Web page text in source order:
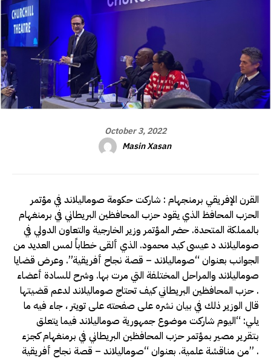
October 3, 2022
Masin Xasan
القرن الإفريقي برمنجهام : شاركت حكومة صوماليلاند في مؤتمر
الحزب المحافظ الذي يقود حزب المحافظين البريطاني في برمنغهام
بالمملكة المتحدة. حضر المؤتمر وزير الخارجية والتعاون الدولي في
صوماليلاند د عيسى كيد محمود. الذي ألقى خطاباً لمس العديد من
الجوانب بعنوان “صوماليلاند – قصة نجاح أفريقية”. وعرض قضايا
صوماليلاند والمراحل المختلفة التي مرت بها. وشرح للسادة أعضاء
حزب المحافظين البريطاني كيف تحتاج صوماليلاند لدعم قضيتها .
قال الوزير ذلك في بيان نشره على صفحته على تويتر ، جاء فيه ما
يلي: “اليوم شاركت موضوع جمهورية صوماليلاند فيما يتعلق
بتقرير مصير بمؤتمر حزب المحافظين البريطاني في برمنغهام كجزء
من مناقشة علمية. بعنوان “صوماليلاند – قصة نجاح أفريقية” .